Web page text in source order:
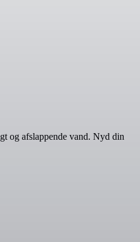
og afslappende vand. Nyd din